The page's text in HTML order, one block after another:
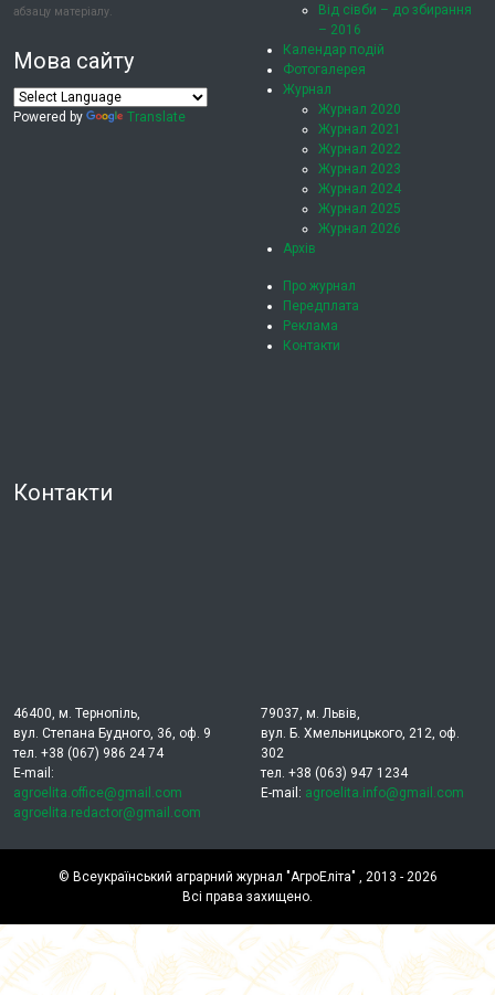
абзацу матеріалу.
Мова сайту
Powered by Translate
Від сівби – до збирання
– 2016
Календар подій
Фотогалерея
Журнал
Журнал 2020
Журнал 2021
Журнал 2022
Журнал 2023
Журнал 2024
Журнал 2025
Журнал 2026
Архів
Про журнал
Передплата
Реклама
Контакти
Контакти
46400, м. Тернопіль,
вул. Степана Будного, 36, оф. 9
тел. +38 (067) 986 24 74
E-mail:
agroelita.office@gmail.com
agroelita.redactor@gmail.com
79037, м. Львів,
вул. Б. Хмельницького, 212, оф.
302
тел. +38 (063) 947 1234
E-mail: agroelita.info@gmail.com
© Всеукраїнський аграрний журнал "АгроЕліта" , 2013 - 2026
Всі права захищено.